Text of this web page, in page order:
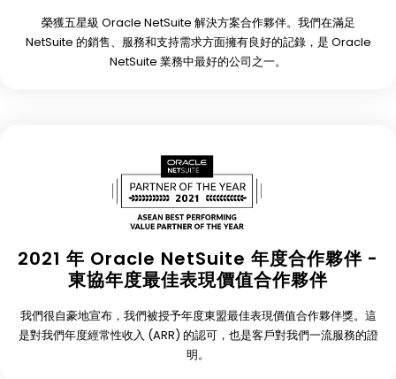
榮獲五星級 Oracle NetSuite 解決方案合作夥伴。我們在滿足
NetSuite 的銷售、服務和支持需求方面擁有良好的記錄，是 Oracle
NetSuite 業務中最好的公司之一。
2021 年 Oracle NetSuite 年度合作夥伴 -
東協年度最佳表現價值合作夥伴
我們很自豪地宣布，我們被授予年度東盟最佳表現價值合作夥伴獎。這
是對我們年度經常性收入 (ARR) 的認可，也是客戶對我們一流服務的證
明。